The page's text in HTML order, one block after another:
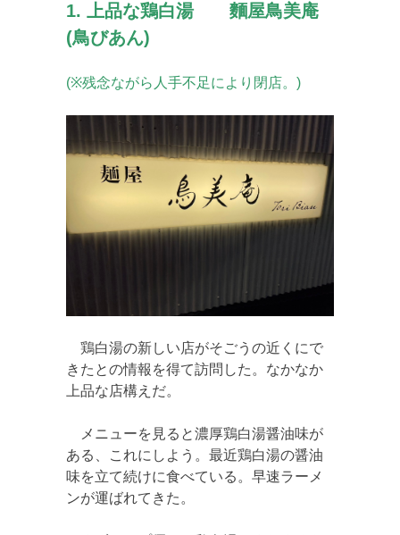
1. 上品な鶏白湯 麵屋鳥美庵
(鳥びあん)
(※残念ながら人手不足に より閉店。)
鶏白湯の新しい店がそごうの近くにで
きたとの情報を得て訪問した。なかなか
上品な店構えだ。
メニューを見ると濃厚鶏白湯醤油味が
ある、これにしよう。最近鶏白湯の醤油
味を立て続けに食べている。早速ラーメ
ンが運ばれてきた。